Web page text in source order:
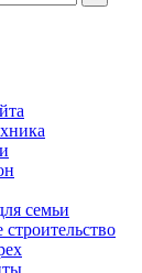
семьи
строительство